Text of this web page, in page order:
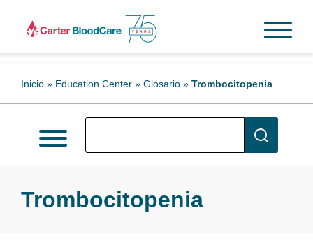
Inicio » Education Center » Glosario » Trombocitopenia
Trombocitopenia